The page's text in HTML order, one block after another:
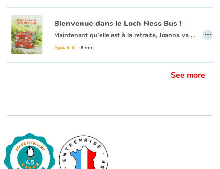
Bienvenue dans le Loch Ness Bus !
Maintenant qu’elle est à la retraite, Joanna va enfin pouvoir réaliser son rêve. Elle achète un vieux bus, le remet en état... et en route ! Elle part sillonner son Écosse natale pour présenter son spectacle dans les villages. Mais pour attirer le public, plus intéressé par les séries télé et les téléphones portables, il va falloir que son bus ait de l’allure...
Ages 6-8 - 9 min
…
See more